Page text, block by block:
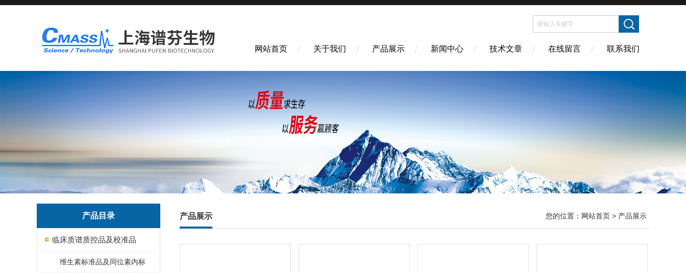
网站首页 关于我们 产品展示 新闻中心 技术文章 在线留言 联系我们
产品目录
临床质谱质控品及校准品
维生素标准品及同位素内标
产品展示 您的位置： 网站首页 > 产品展示